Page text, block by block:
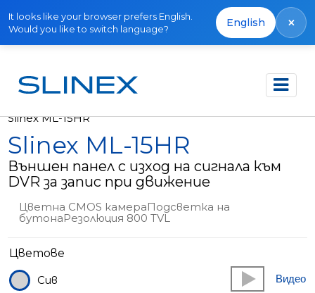
It looks like your browser prefers English.
Would you like to switch language?
English ×
Начало Продукти
Slinex ML-15HR
Slinex ML-15HR
Външен панел с изход на сигнала към
DVR за запис при движение
Цветна CMOS камераПодсветка на
бутонаРезолюция 800 TVL
Цветове
Сив
Видео